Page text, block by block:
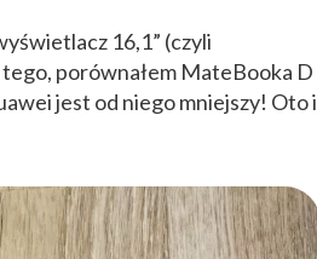
16,1” (czyli
tego, porównałem MateBooka D
jest od niego mniejszy! Oto i